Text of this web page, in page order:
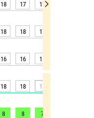
18 17 17
18 18 17
16 16 15
18 18 17
8 8 7